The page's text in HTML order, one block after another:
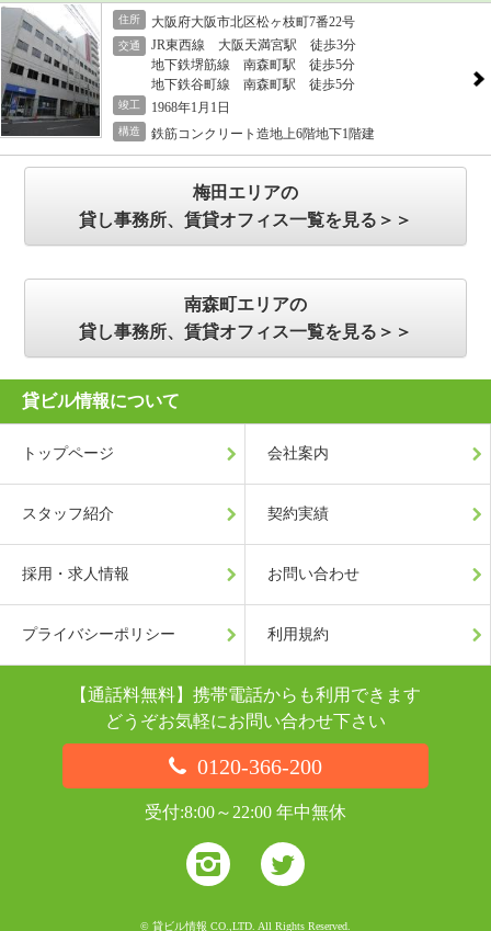
住所 大阪府大阪市北区松ヶ枝町7番22号
交通
JR東西線 大阪天満宮駅 徒歩3分
地下鉄堺筋線 南森町駅 徒歩5分
地下鉄谷町線 南森町駅 徒歩5分
竣工 1968年1月1日
構造 鉄筋コンクリート造地上6階地下1階建
梅田エリアの
貸し事務所、賃貸オフィス一覧を見る＞＞
南森町エリアの
貸し事務所、賃貸オフィス一覧を見る＞＞
貸ビル情報について
トップページ 会社案内
スタッフ紹介 契約実績
採用・求人情報 お問い合わせ
プライバシーポリシー 利用規約
【通話料無料】携帯電話からも利用できます
どうぞお気軽にお問い合わせ下さい
0120-366-200
受付:8:00～22:00 年中無休
© 貸ビル情報 CO.,LTD. All Rights Reserved.